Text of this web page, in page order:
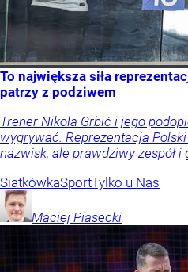
To największa siła
patrzy z podziwem
Trener Nikola Grbić i jego
wygrywać. Reprezentacja
nazwisk, ale prawdziwy zespół i
SiatkówkaSportTylko u Nas
Maciej Piasecki